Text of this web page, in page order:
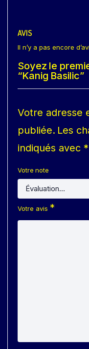
AVIS
Il n’y a pas encore
Soyez le
“Kanig Basilic”
Votre adresse
publiée. Les
indiqués avec *
Votre note
Votre avis *